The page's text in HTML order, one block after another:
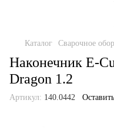
Каталог Сварочное
Наконечник E-
Dragon 1.2
Артикул: 140.0442